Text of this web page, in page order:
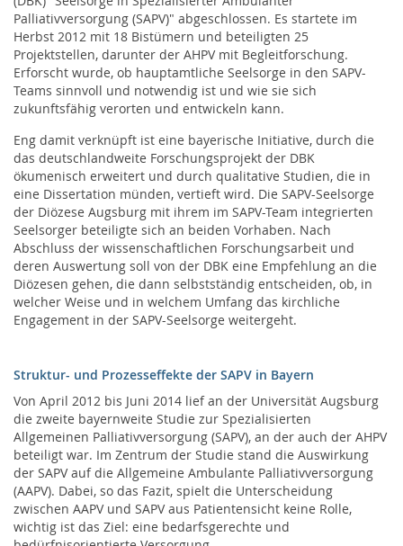
Palliativversorgung (SAPV)" abgeschlossen. Es startete im
Herbst 2012 mit 18 Bistümern und beteiligten 25
Projektstellen, darunter der AHPV mit Begleitforschung.
Erforscht wurde, ob hauptamtliche Seelsorge in den SAPV-
Teams sinnvoll und notwendig ist und wie sie sich
zukunftsfähig verorten und entwickeln kann.
Eng damit verknüpft ist eine bayerische Initiative, durch die
das deutschlandweite Forschungsprojekt der DBK
ökumenisch erweitert und durch qualitative Studien, die in
eine Dissertation münden, vertieft wird. Die SAPV-Seelsorge
der Diözese Augsburg mit ihrem im SAPV-Team integrierten
Seelsorger beteiligte sich an beiden Vorhaben. Nach
Abschluss der wissenschaftlichen Forschungsarbeit und
deren Auswertung soll von der DBK eine Empfehlung an die
Diözesen gehen, die dann selbstständig entscheiden, ob, in
welcher Weise und in welchem Umfang das kirchliche
Engagement in der SAPV-Seelsorge weitergeht.
Struktur- und Prozesseffekte der SAPV in Bayern
Von April 2012 bis Juni 2014 lief an der Universität Augsburg
die zweite bayernweite Studie zur Spezialisierten
Allgemeinen Palliativversorgung (SAPV), an der auch der AHPV
beteiligt war. Im Zentrum der Studie stand die Auswirkung
der SAPV auf die Allgemeine Ambulante Palliativversorgung
(AAPV). Dabei, so das Fazit, spielt die Unterscheidung
zwischen AAPV und SAPV aus Patientensicht keine Rolle,
wichtig ist das Ziel: eine bedarfsgerechte und